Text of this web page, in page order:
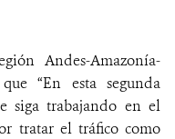
Andes-Amazonía-
“En esta segunda
siga trabajando en el
tratar el tráfico como